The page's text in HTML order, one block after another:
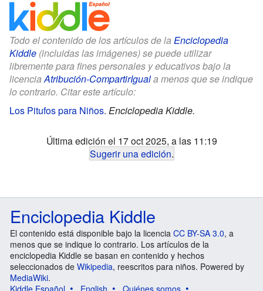
Todo el contenido de los artículos de la Enciclopedia
Kiddle (incluidas las imágenes) se puede utilizar
libremente para fines personales y educativos bajo la
licenciaAtribución-CompartirIguala menos que se indique
lo contrario. Citar este artículo:
Los Pitufos para Niños. Enciclopedia Kiddle.
Última edición el 17 oct 2025, a las 11:19
Sugerir una edición.
Enciclopedia Kiddle
El contenido está disponible bajo la licencia CC BY-SA 3.0, a
menos que se indique lo contrario. Los artículos de la
enciclopedia Kiddle se basan en contenido y hechos
seleccionados de Wikipedia, reescritos para niños. Powered by
MediaWiki.